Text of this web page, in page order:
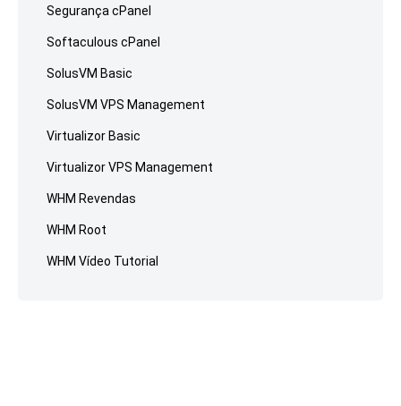
Segurança cPanel
Softaculous cPanel
SolusVM Basic
SolusVM VPS Management
Virtualizor Basic
Virtualizor VPS Management
WHM Revendas
WHM Root
WHM Vídeo Tutorial